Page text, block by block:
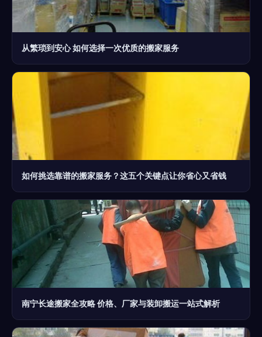
从繁琐到安心 如何选择一次优质的搬家服务
如何挑选靠谱的搬家服务？这五个关键点让你省心又省钱
南宁长途搬家全攻略 价格、厂家与装卸搬运一站式解析